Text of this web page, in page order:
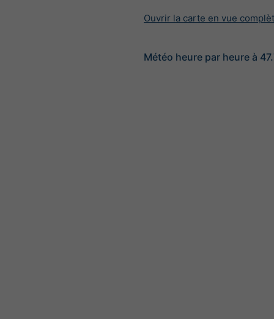
Ouvrir la carte en vue
Météo heure par heure à